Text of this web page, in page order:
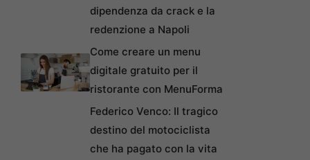
dipendenza da crack e la
redenzione a Napoli
Come creare un menu
digitale gratuito per il
ristorante con MenuForma
Federico Venco: Il tragico
destino del motociclista
che ha pagato con la vita